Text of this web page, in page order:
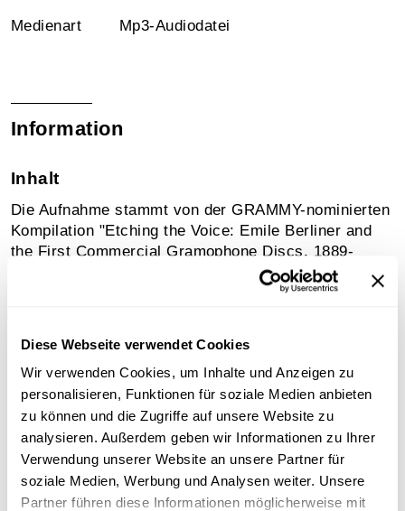
Diese Webseite verwendet Cookies
Wir verwenden Cookies, um Inhalte und Anzeigen zu
personalisieren, Funktionen für soziale Medien anbieten
zu können und die Zugriffe auf unsere Website zu
analysieren. Außerdem geben wir Informationen zu Ihrer
Verwendung unserer Website an unsere Partner für
soziale Medien, Werbung und Analysen weiter. Unsere
Partner führen diese Informationen möglicherweise mit
Medienart Mp3-Audiodatei
Information
Inhalt
Die Aufnahme stammt von der GRAMMY-nominierten
Kompilation "Etching the Voice: Emile Berliner and
the First Commercial Gramophone Discs, 1889-
1895," auf Archeophone Records. Produziert von
Richard Martin und Meagan Hennessey, mit Booklet-
Martin und David Giovannoni restauriert und neu
gemastert und erscheinen auf diesem CD-Set mit
freundlicher Genehmigung von Richard Buck, John
Levin und der Katholischen Universität Eichstätt.
Transkript:
Gott erhalte Franz den Kaiser,
unsern guten Kaiser Franz!
Hoch als Herrscher, hoch als Weiser